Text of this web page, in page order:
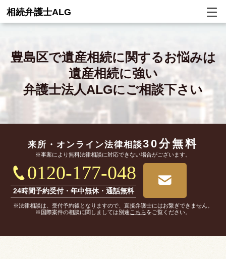
相続弁護士ALG
豊島区で遺産相続に関するお悩みは
遺産相続に強い
弁護士法人ALGにご相談下さい
来所・オンライン法律相談30分無料
※事案により無料法律相談に対応できない場合がございます。
0120-177-048
24時間予約受付・年中無休・通話無料
※法律相談は、受付予約後となりますので、直接弁護士にはお繋ぎできません。
※国際案件の相談に関しましては別途 こちらをご覧ください。